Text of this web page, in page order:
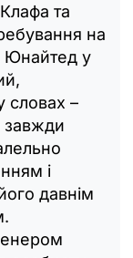
та
на
Юнайтед у
словах –
завжди
і
давнім